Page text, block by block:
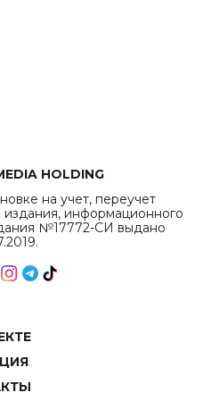
HOLDING
на учет, переучет
издания, информационного
№17772-СИ выдано